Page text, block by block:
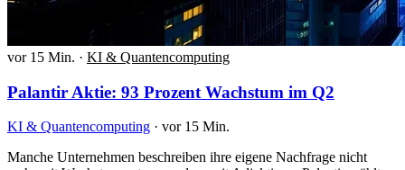
vor 15 Min. · KI & Quantencomputing
Palantir Aktie: 93 Prozent Wachstum im Q2
KI & Quantencomputing · vor 15 Min.
Manche Unternehmen beschreiben ihre eigene Nachfrage nicht